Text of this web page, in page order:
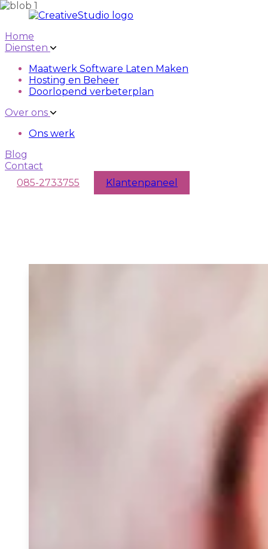
Skip to main content Skip to navigation
Home
Diensten
Maatwerk Software Laten Maken
Hosting en Beheer
Doorlopend verbeterplan
Over ons
Ons werk
Blog
Contact
085-2733755
Klantenpaneel